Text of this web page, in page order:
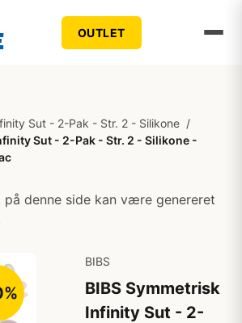
OUTLET
Sut - 2-Pak - Str. 2 - Silikone /
Sut - 2-Pak - Str. 2 - Silikone -
på denne side kan være genereret
BIBS
BIBS Symmetrisk
Infinity Sut - 2-